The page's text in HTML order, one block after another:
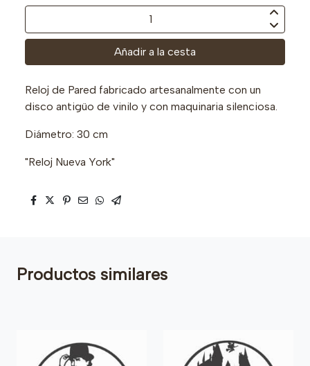
Añadir a la cesta
Reloj de Pared fabricado artesanalmente con un
disco antigüo de vinilo y con maquinaria silenciosa.
Diámetro: 30 cm
"Reloj Nueva York"
Productos similares